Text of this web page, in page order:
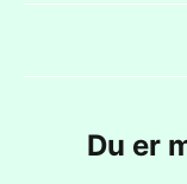
Du er